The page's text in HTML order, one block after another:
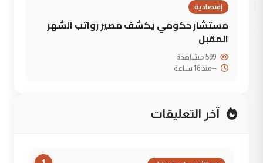
إقتصادية
مستشار حكومي يكشف مصير رواتب الشهر
المقبل
--منذ 16 ساعة
آخر التعليقات